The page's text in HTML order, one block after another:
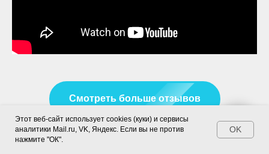
Смотреть больше отзывов
Написать нам!
Этот веб-сайт использует cookies (куки) и сервисы
аналитики Mail.ru, VK, Яндекс. Если вы не против
нажмите "ОК".
OK